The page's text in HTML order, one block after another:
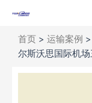
首页 > 运输案例 >
尔斯沃思国际机